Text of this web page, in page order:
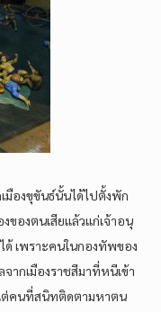
มืองขุขันธ์นั้นได้ไปตั้งพัก
ของตนเสียแล้วแก่เจ้าอนุ
เพราะคนในกองทัพของ
ากเมืองราชสีมาที่หนีเข้า
ต่คนที่สนิทติดตามหาตน